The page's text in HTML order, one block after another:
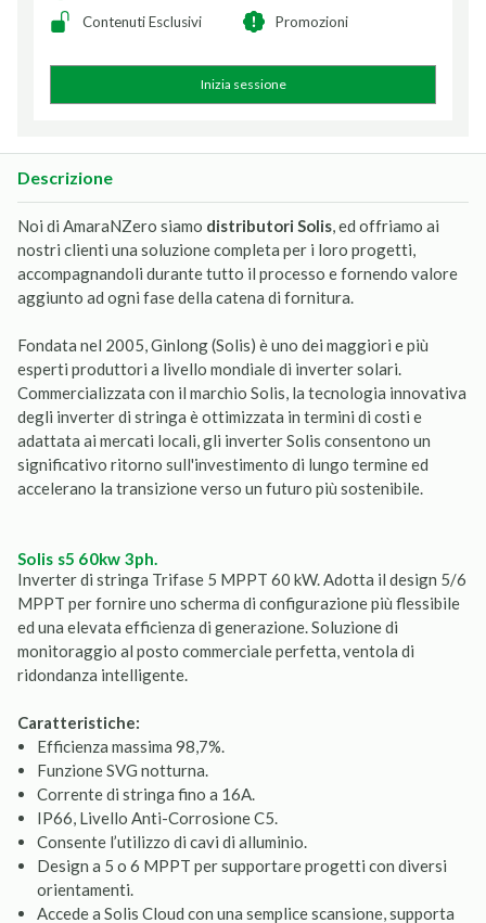
Contenuti Esclusivi
Promozioni
Inizia sessione
Descrizione
Noi di AmaraNZero siamo distributori Solis, ed offriamo ai
nostri clienti una soluzione completa per i loro progetti,
accompagnandoli durante tutto il processo e fornendo valore
aggiunto ad ogni fase della catena di fornitura.
Fondata nel 2005, Ginlong (Solis) è uno dei maggiori e più
esperti produttori a livello mondiale di inverter solari.
Commercializzata con il marchio Solis, la tecnologia innovativa
degli inverter di stringa è ottimizzata in termini di costi e
adattata ai mercati locali, gli inverter Solis consentono un
significativo ritorno sull'investimento di lungo termine ed
accelerano la transizione verso un futuro più sostenibile.
solis s5 60kw 3ph.
Inverter di stringa Trifase 5 MPPT 60 kW. Adotta il design 5/6
MPPT per fornire uno scherma di configurazione più flessibile
ed una elevata efficienza di generazione. Soluzione di
monitoraggio al posto commerciale perfetta, ventola di
ridondanza intelligente.
Caratteristiche:
Efficienza massima 98,7%.
Funzione SVG notturna.
Corrente di stringa fino a 16A.
IP66, Livello Anti-Corrosione C5.
Consente l’utilizzo di cavi di alluminio.
Design a 5 o 6 MPPT per supportare progetti con diversi
orientamenti.
Accede a Solis Cloud con una semplice scansione, supporta